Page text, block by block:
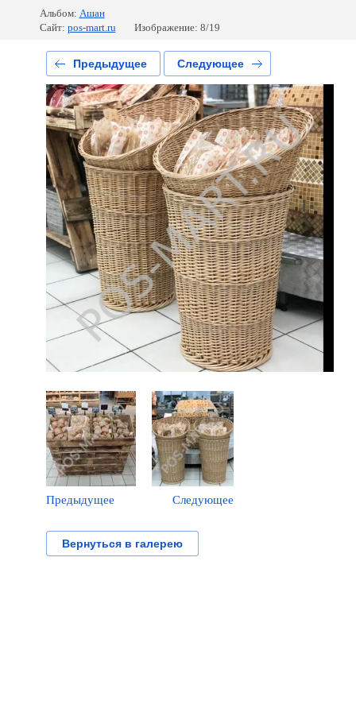
Альбом: Ашан
Сайт: pos-mart.ru Изображение: 8/19
Предыдущее Следующее
Предыдущее Следующее
Вернуться в галерею